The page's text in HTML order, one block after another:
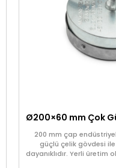
200 mm çap
güçlü çelik gövdesi ile
dayanıklıdır. Yerli üretim